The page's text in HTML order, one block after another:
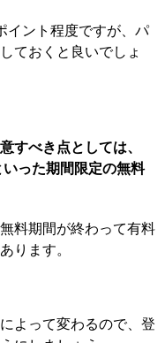
イント程度ですが、パ
ておくと良いでしょ
すべき点としては、
いった期間限定の無料
料期間が終わって有料
ります。
よって変わるので、登